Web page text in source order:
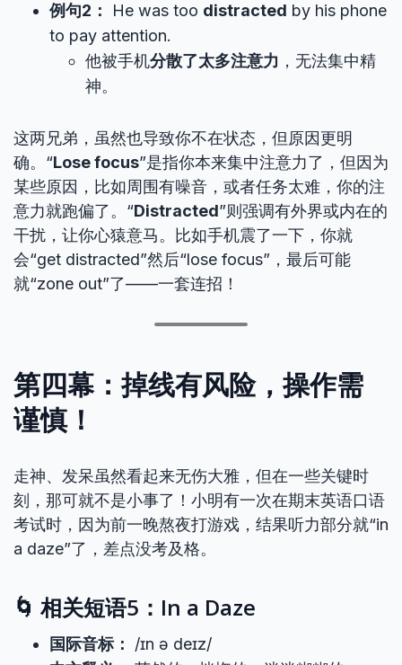
例句2：
He was too distracted by his phone
to pay attention.
他被手机分散了太多注意力 ，无法集中精
神。
这两兄弟，虽然也导致你不在状态，但原因更明
确。“Lose focus”是指你本来集中注意力了，但因为
某些原因，比如周围有噪音，或者任务太难，你的注
意力就跑偏了。“Distracted”则强调有外界或内在的
干扰，让你心猿意马。比如手机震了一下，你就
会“get distracted”然后“lose focus”，最后可能
就“zone out”了——一套连招！
第四幕：掉线有风险，操作需
谨慎！
走神、发呆虽然看起来无伤大雅，但在一些关键时
刻，那可就不是小事了！小明有一次在期末英语口语
考试时，因为前一晚熬夜打游戏，结果听力部分就“in
a daze”了，差点没考及格。
🌀 相关短语5：In a Daze
国际音标：
/ɪn ə deɪz/